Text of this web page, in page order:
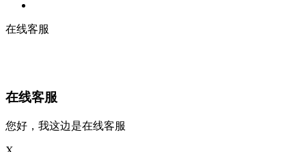
在线客服
在线客服
您好，我这边是在线客服